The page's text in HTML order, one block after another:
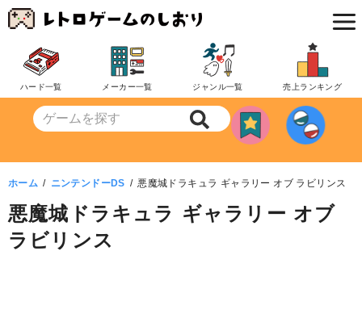
コ
ン
ツ
動
ハード一覧 メーカー一覧 ジャンル一覧 売上ランキング
ホーム ニンテンドーDS 悪魔城ドラキュラ ギャラリー オブ ラビリンス
悪魔城ドラキュラ ギャラリー オブ
ラビリンス